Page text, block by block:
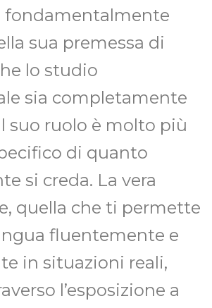
fondamentalmente
sua premessa di
lo studio
sia completamente
suo ruolo è molto più
di quanto
si creda. La vera
quella che ti permette
fluentemente e
in situazioni reali,
l’esposizione a